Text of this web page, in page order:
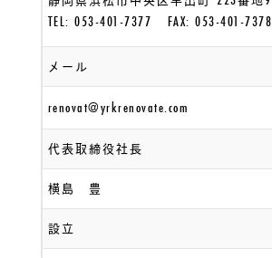
TEL: 053-401-7377 FAX: 053-401-7378
メール
renovat@yrkrenovate.com
代表取締役社長
横島 豊
設立